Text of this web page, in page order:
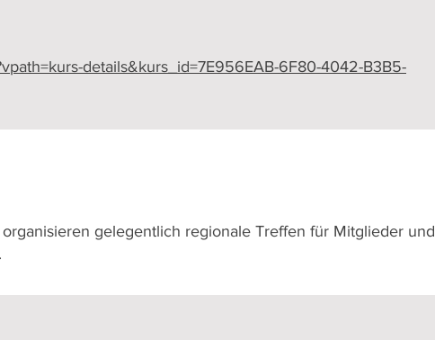
details&kurs_id=7E956EAB-6F80-4042-B3B5-
gelegentlich regionale Treffen für Mitglieder und